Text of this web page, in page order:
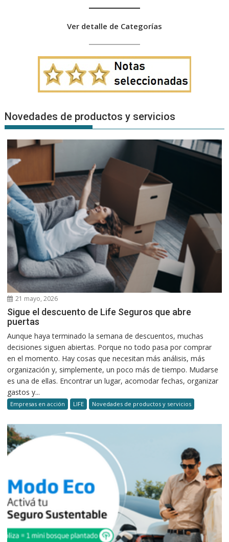
Ver detalle de Categorías
Novedades de productos y servicios
21 mayo, 2026
Sigue el descuento de Life Seguros que abre
puertas
Aunque haya terminado la semana de descuentos, muchas
decisiones siguen abiertas. Porque no todo pasa por comprar
en el momento. Hay cosas que necesitan más análisis, más
organización y, simplemente, un poco más de tiempo. Mudarse
es una de ellas. Encontrar un lugar, acomodar fechas, organizar
gastos y...
Empresas en acción LIFE Novedades de productos y servicios